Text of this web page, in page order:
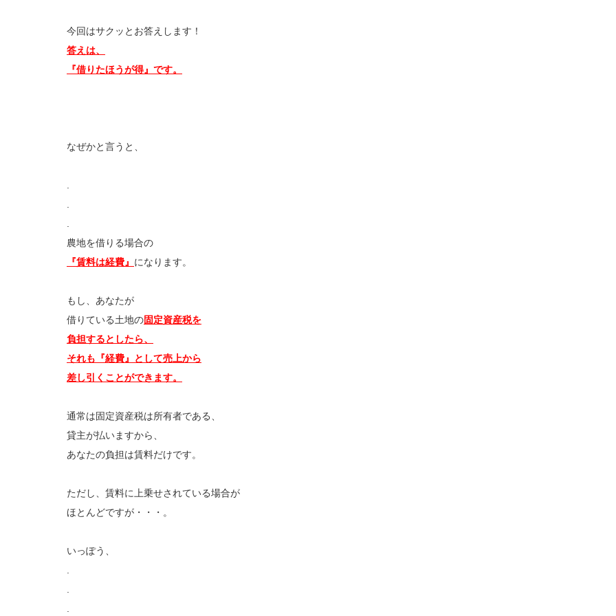
今回はサクッとお答えします！
答えは、
『借りたほうが得』です。
なぜかと言うと、
農地を借りる場合の
『賃料は経費』 になります。
もし、あなたが
借りている土地の固定資産税を
負担するとしたら、
それも『経費』として売上から
差し引くことができます。
通常は固定資産税は所有者である、
貸主が払いますから、
あなたの負担は賃料だけです。
ただし、賃料に上乗せされている場合が
ほとんどですが・・・。
いっぽう、